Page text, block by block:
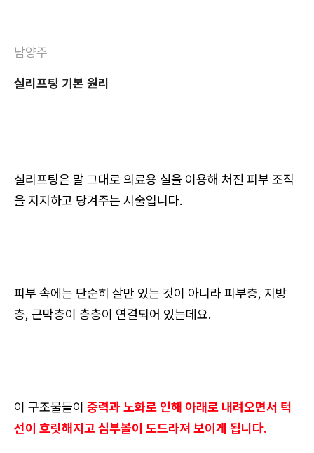
남양주
실리프팅 기본 원리
실리프팅은 말 그대로 의료용 실을 이용해 처진 피부 조직
을 지지하고 당겨주는 시술입니다.
피부 속에는 단순히 살만 있는 것이 아니라 피부층, 지방
층, 근막층이 층층이 연결되어 있는데요.
이 구조물들이 중력과 노화로 인해 아래로 내려오면서 턱
선이 흐릿해지고 심부볼이 도드라져 보이게 됩니다.